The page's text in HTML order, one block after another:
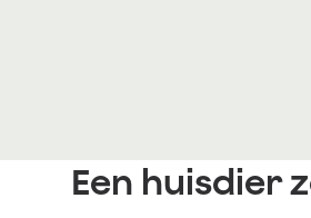
Een huisdier